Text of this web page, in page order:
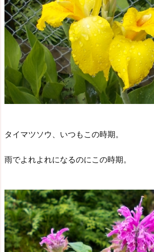
タイマツソウ、いつもこの時期。
雨でよれよれになるのにこの時期。